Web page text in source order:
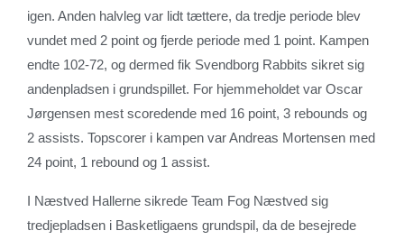
igen. Anden halvleg var lidt tættere, da tredje periode blev
vundet med 2 point og fjerde periode med 1 point. Kampen
endte 102-72, og dermed fik Svendborg Rabbits sikret sig
andenpladsen i grundspillet. For hjemmeholdet var Oscar
Jørgensen mest scoredende med 16 point, 3 rebounds og
2 assists. Topscorer i kampen var Andreas Mortensen med
24 point, 1 rebound og 1 assist.
I Næstved Hallerne sikrede Team Fog Næstved sig
tredjepladsen i Basketligaens grundspil, da de besejrede